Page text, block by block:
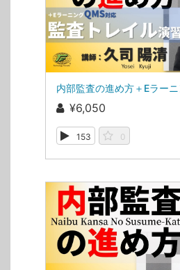
¥6,050
153 0